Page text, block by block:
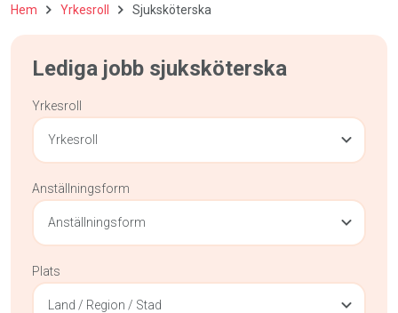
Hem Yrkesroll Sjuksköterska
Lediga jobb sjuksköterska
Yrkesroll
Yrkesroll
Anställningsform
Anställningsform
Plats
Land / Region / Stad